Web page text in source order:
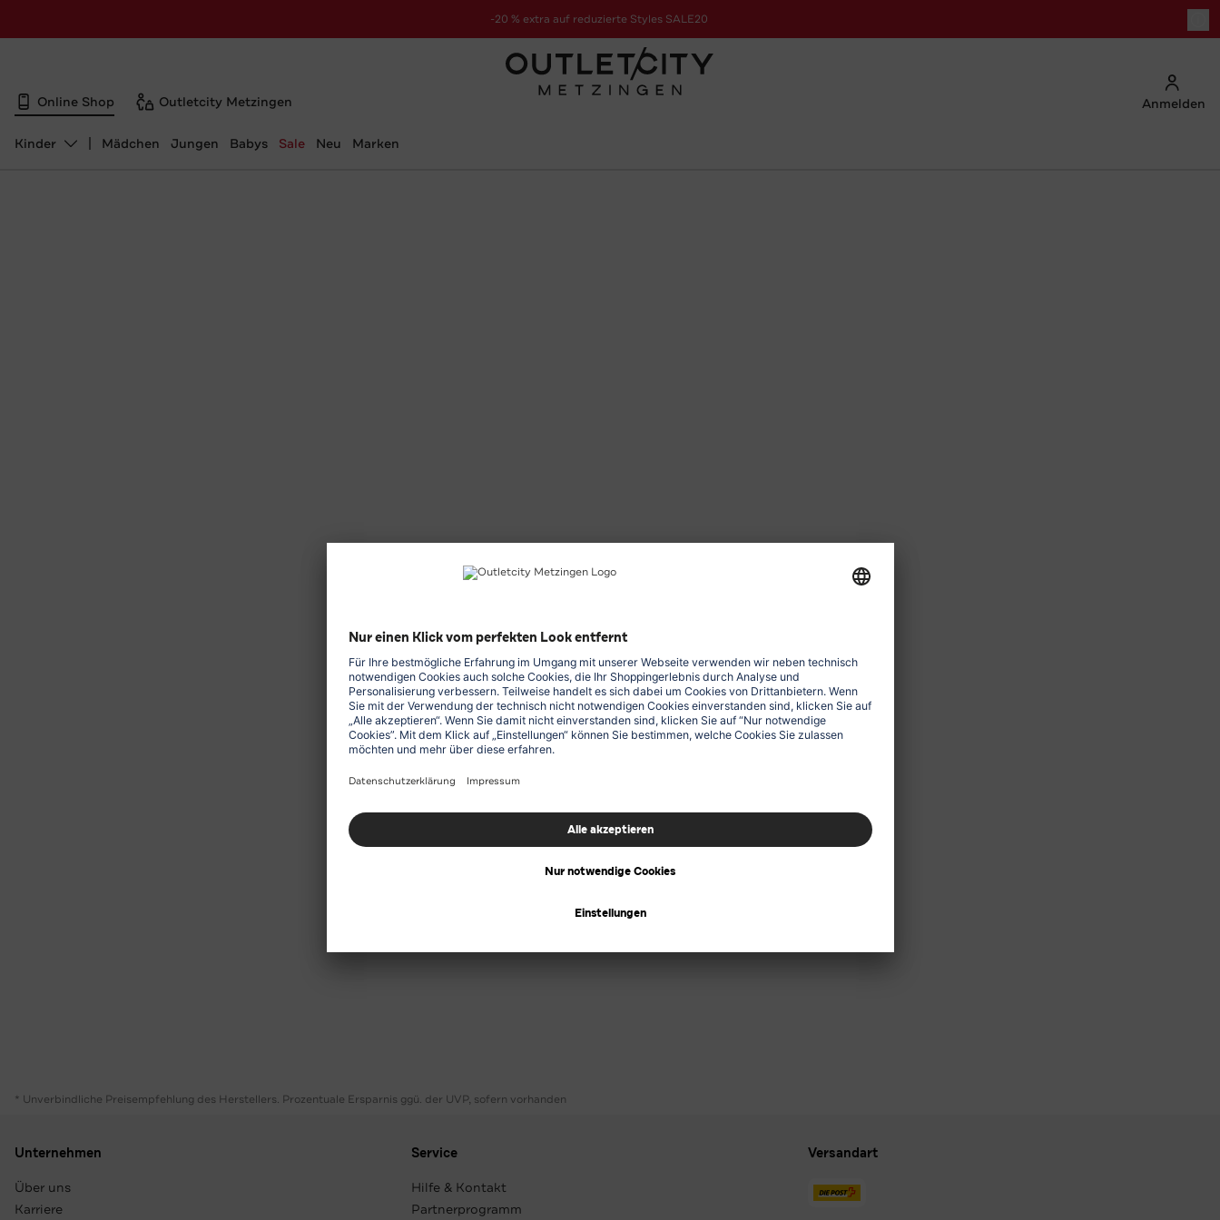
-20 % extra auf reduzierte Styles SALE20
zur Aktion
Online Shop Outletcity Metzingen Anmelden
Abteilung ändern, ausgewählt:
Kinder Mädchen Jungen Babys Sale Neu Marken
* Unverbindliche Preisempfehlung des Herstellers. Prozentuale Ersparnis ggü. der UVP, sofern vorhanden
Unternehmen
Über uns
Karriere
Service
Hilfe & Kontakt
Partnerprogramm
Versandart